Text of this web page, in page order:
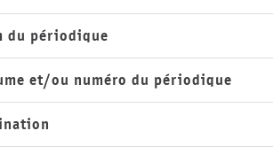
du périodique
et/ou numéro du périodique